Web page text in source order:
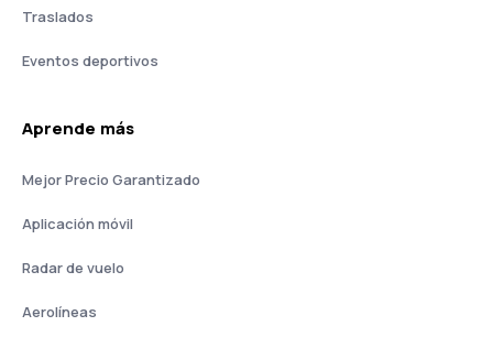
Traslados
Eventos deportivos
Aprende más
Mejor Precio Garantizado
Aplicación móvil
Radar de vuelo
Aerolíneas